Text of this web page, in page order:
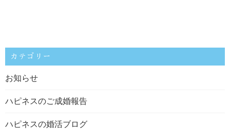
カテゴリー
お知らせ
ハピネスのご成婚報告
ハピネスの婚活ブログ